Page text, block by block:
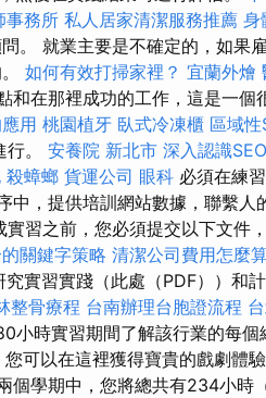
事務所 私人居家清潔服務推薦 身
。 就業主要是不確定的，如果
如何有效打掃家裡？ 宜蘭外燴
和在那裡成功的工作，這是一個
用 桃園植牙 臥式冷凍櫃 區域
。 安養院 新北市 深入認識
殺蟑螂 貨運公司 眼科 必須在練
中，提供培訓網站數據，聯繫人
習之前，您必須提交以下文件
關鍵字策略 清潔公司費用怎麼
實習實踐（此處（PDF））和
整骨療程 台南辦理台胞證流程
小時實習期間了解該行業的每個
可以在這裡獲得寶貴的戲劇體驗
個學期中，您將總共有234小時